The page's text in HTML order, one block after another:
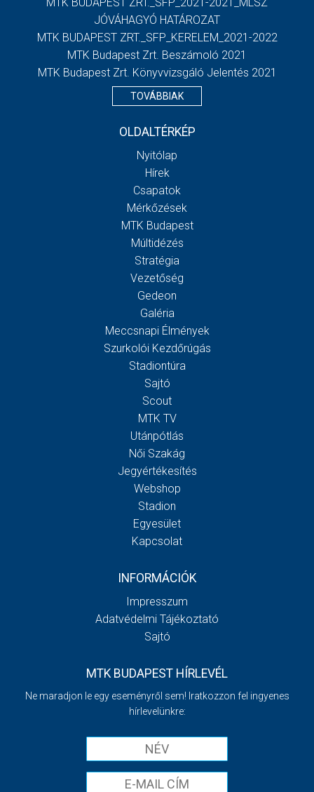
JÓVÁHAGYÓ HATÁROZAT
MTK BUDAPEST ZRT._SFP_KERELEM_2021-2022
MTK Budapest Zrt. Beszámoló 2021
MTK Budapest Zrt. Könyvvizsgáló Jelentés 2021
TOVÁBBIAK
OLDALTÉRKÉP
Nyitólap
Hírek
Csapatok
Mérkőzések
MTK Budapest
Múltidézés
Stratégia
Vezetőség
Gedeon
Galéria
Meccsnapi Élmények
Szurkolói Kezdőrúgás
Stadiontúra
Sajtó
Scout
MTK TV
Utánpótlás
Női Szakág
Jegyértékesítés
Webshop
Stadion
Egyesület
Kapcsolat
INFORMÁCIÓK
Impresszum
Adatvédelmi Tájékoztató
Sajtó
MTK BUDAPEST HÍRLEVÉL
Ne maradjon le egy eseményről sem! Iratkozzon fel ingyenes
hírlevelünkre: